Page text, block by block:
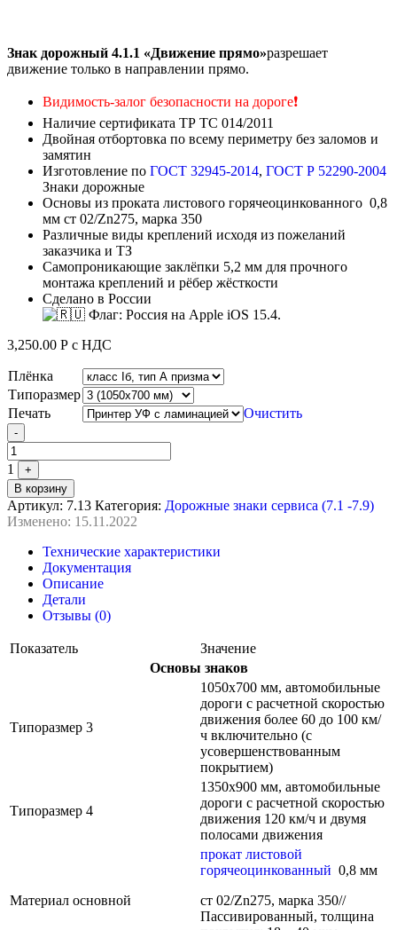
Знак дорожный 4.1.1 «Движение прямо»разрешает
движение только в направлении прямо.
Видимость-залог безопасности на дороге❗
Наличие сертификата ТР ТС 014/2011
Двойная отбортовка по всему периметру без заломов и
замятин
Изготовление по ГОСТ 32945-2014, ГОСТ Р 52290-2004
Знаки дорожные
Основы из проката листового горячеоцинкованного 0,8
мм ст 02/Zn275, марка 350
Различные виды креплений исходя из пожеланий
заказчика и ТЗ
Самопроникающие заклёпки 5,2 мм для прочного
монтажа креплений и рёбер жёсткости
Сделано в России
3,250.00 Р с НДС
Плёнка
Типоразмер
Печать
Очистить
Quantity
-
1
+
В корзину
Артикул: 7.13 Категория: Дорожные знаки сервиса (7.1 -7.9)
Изменено: 15.11.2022
Технические характеристики
Документация
Описание
Детали
Отзывы (0)
Показатель
Значение
Основы знаков
Типоразмер 3
1050х700 мм, автомобильные
дороги с расчетной скоростью
движения более 60 до 100 км/
ч включительно (с
усовершенствованным
покрытием)
Типоразмер 4
1350х900 мм, автомобильные
дороги с расчетной скоростью
движения 120 км/ч и двумя
полосами движения
Материал основной
прокат листовой
горячеоцинкованный 0,8 мм
ст 02/Zn275, марка 350//
Пассивированный, толщина